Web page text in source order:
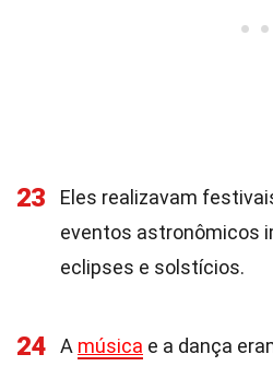
23
Eles realizavam
eventos astronômicos
eclipses e solstícios.
24 A música e a dança